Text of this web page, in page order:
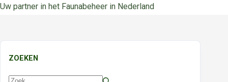
Uw partner in het Faunabeheer in Nederland
ZOEKEN